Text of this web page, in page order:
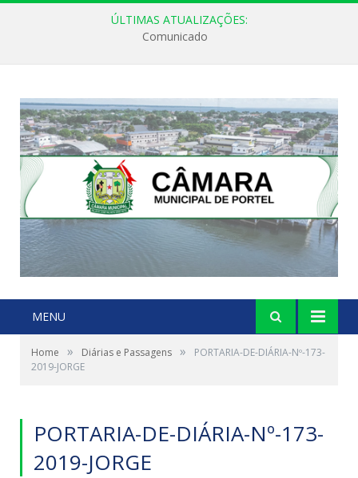
ÚLTIMAS ATUALIZAÇÕES:
Comunicado
MENU
Home » Diárias e Passagens »
PORTARIA-DE-DIÁRIA-Nº-173-
2019-JORGE
PORTARIA-DE-DIÁRIA-Nº-173-
2019-JORGE